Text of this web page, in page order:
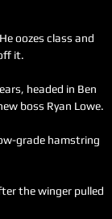
oozes class and
it.
headed in Ben
boss Ryan Lowe.
grade hamstring
the winger pulled